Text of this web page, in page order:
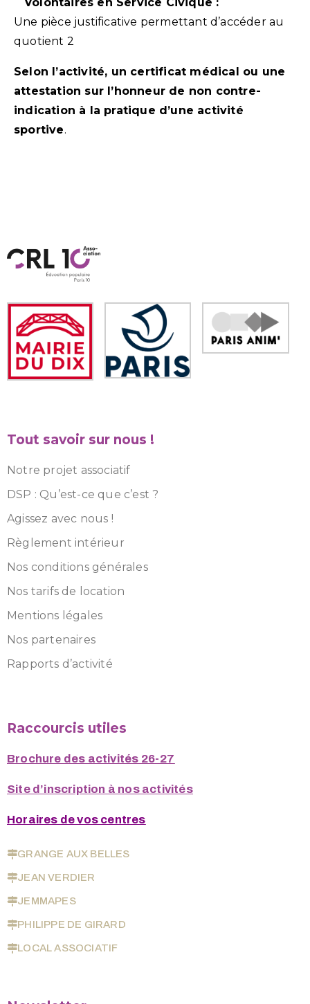
Une pièce justificative permettant d’accéder au
quotient 2
Selon l’activité, un certificat médical ou une
attestation sur l’honneur de non contre-
indication à la pratique d’une activité
sportive.
Tout savoir sur nous !
Notre projet associatif
DSP : Qu’est-ce que c’est ?
Agissez avec nous !
Règlement intérieur
Nos conditions générales
Nos tarifs de location
Mentions légales
Nos partenaires
Rapports d’activité
Raccourcis utiles
Brochure des activités 26-27
Site d’inscription à nos activités
Horaires de vos centres
GRANGE AUX BELLES
JEAN VERDIER
JEMMAPES
PHILIPPE DE GIRARD
LOCAL ASSOCIATIF